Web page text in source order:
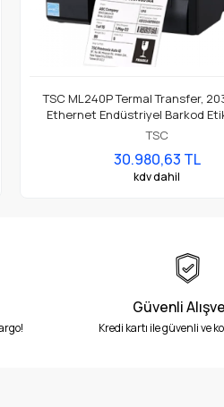
TSC ML240P Termal Transfer,
Ethernet Endüstriyel Barkod
Yazıcı
TSC
30.980,63 TL
kdv dahil
Güvenli
Kredi kartı ile güvenli ve